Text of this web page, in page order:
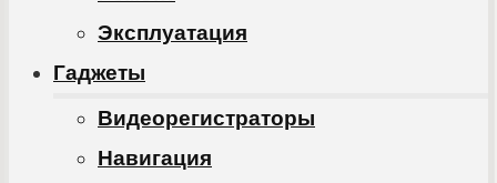
Эксплуатация
Гаджеты
Видеорегистраторы
Навигация